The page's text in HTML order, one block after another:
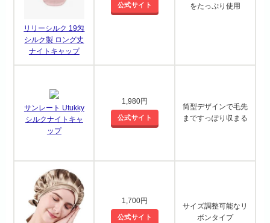
リリーシルク 19匁
シルク製 ロング丈
ナイトキャップ
公式サイト
をたっぷり使用
サンレート Utukky
シルクナイトキャ
ップ
1,980円
公式サイト
筒型デザインで毛先
まですっぽり収まる
1,700円
公式サイト
サイズ調整可能なリ
ボンタイプ